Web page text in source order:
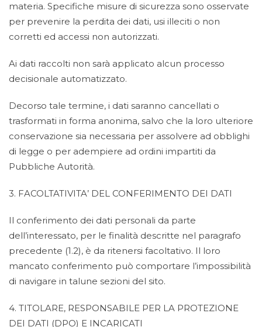
materia. Specifiche misure di sicurezza sono osservate
per prevenire la perdita dei dati, usi illeciti o non
corretti ed accessi non autorizzati.
Ai dati raccolti non sarà applicato alcun processo
decisionale automatizzato.
Decorso tale termine, i dati saranno cancellati o
trasformati in forma anonima, salvo che la loro ulteriore
conservazione sia necessaria per assolvere ad obblighi
di legge o per adempiere ad ordini impartiti da
Pubbliche Autorità.
3. FACOLTATIVITA’ DEL CONFERIMENTO DEI DATI
Il conferimento dei dati personali da parte
dell’interessato, per le finalità descritte nel paragrafo
precedente (1.2), è da ritenersi facoltativo. Il loro
mancato conferimento può comportare l’impossibilità
di navigare in talune sezioni del sito.
4. TITOLARE, RESPONSABILE PER LA PROTEZIONE
DEI DATI (DPO) E INCARICATI